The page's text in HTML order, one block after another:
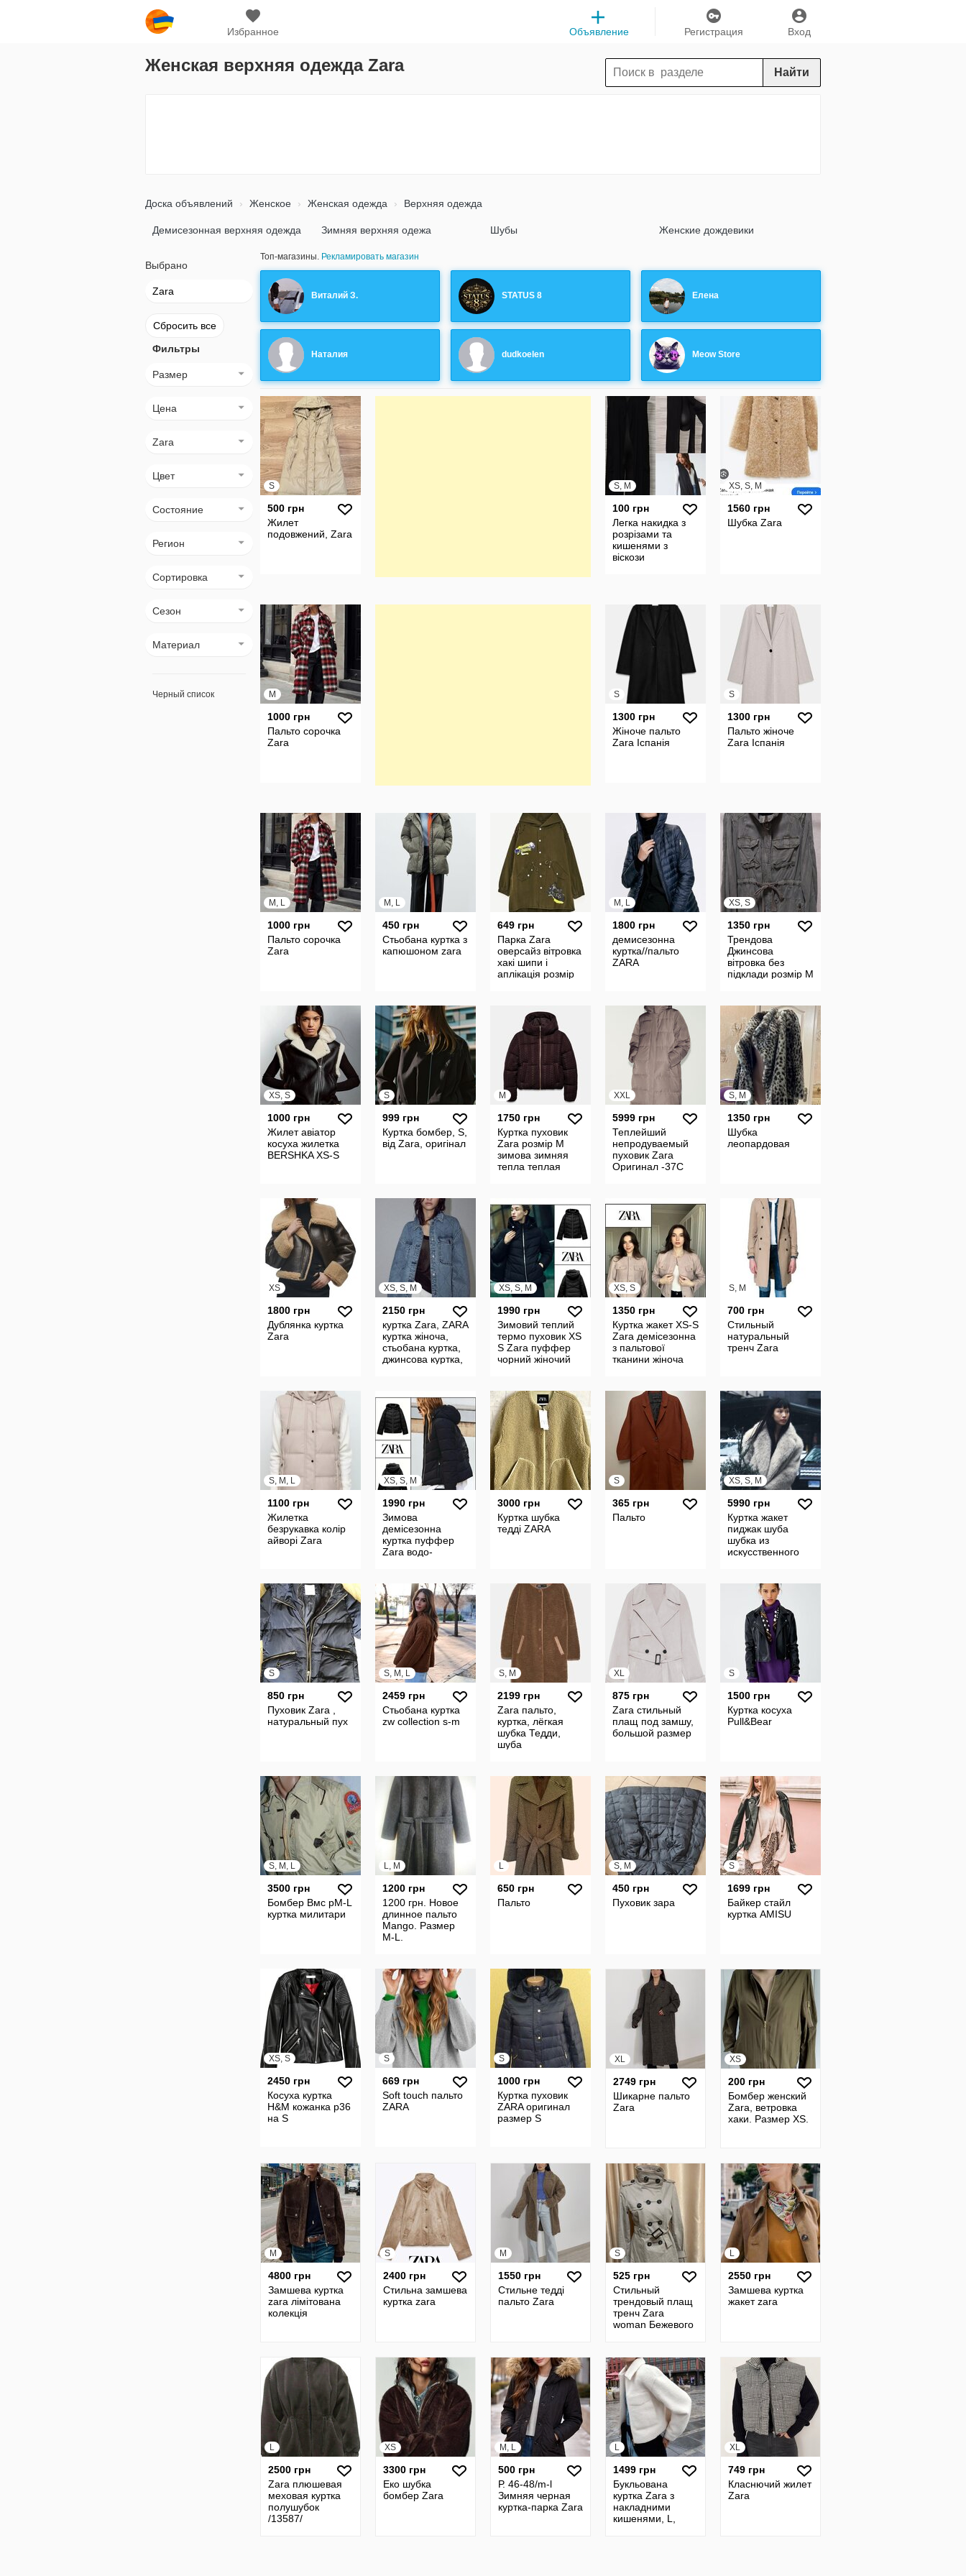
Избранное Вход
Регистрация
Объявление
Женская верхняя одежда Zara Найти
Доска объявлений Женское Женская одежда Верхняя одежда
Демисезонная верхняя одежда Зимняя верхняя одежа Шубы Женские дождевики
Выбрано
Zara
Сбросить все
Фильтры
Размер
Цена
Zara
Цвет
Состояние
Регион
Сортировка
Сезон
Материал
Черный список
Топ-магазины. Рекламировать магазин
Виталий З. STATUS 8 Елена
Наталия dudkoelen Meow Store
S
500 грн
Жилет
подовжений, Zara
S, M
100 грн
Легка накидка з
розрізами та
кишенями з
віскози
XS, S, M
1560 грн
Шубка Zara
M
1000 грн
Пальто сорочка
Zara
S
1300 грн
Жіноче пальто
Zara Іспанія
S
1300 грн
Пальто жіноче
Zara Іспанія
M, L
1000 грн
Пальто сорочка
Zara
M, L
450 грн
Стьобана куртка з
капюшоном zara
649 грн
Парка Zara
оверсайз вітровка
xакі шипи і
аплікація розмір
M, L
1800 грн
демисезонна
куртка//пальто
ZARA
XS, S
1350 грн
Трендова
Джинсова
вітровка без
підклади розмір M
XS, S
1000 грн
Жилет авіатор
косуха жилетка
BERSHKA XS-S
S
999 грн
Куртка бомбер, S,
від Zara, оригінал
M
1750 грн
Куртка пуховик
Zara розмір М
зимова зимняя
тепла теплая
XXL
5999 грн
Теплейший
непродуваемый
пуховик Zara
Оригинал -37С
S, M
1350 грн
Шубка
леопардовая
XS
1800 грн
Дублянка куртка
Zara
XS, S, M
2150 грн
куртка Zara, ZARA
куртка жіноча,
стьобана куртка,
джинсова куртка,
XS, S, M
1990 грн
Зимовий теплий
термо пуховик XS
S Zara пуффер
чорний жіночий
демісезонна
чорна
XS, S
1350 грн
Куртка жакет XS-S
Zara демісезонна
з пальтової
тканини жіноча
напівпальто
S, M
700 грн
Стильный
натуральный
тренч Zara
S, M, L
1100 грн
Жилетка
безрукавка колір
айворі Zara
XS, S, M
1990 грн
Зимова
демісезонна
куртка пуффер
Zara водо-
термо з
екохутром
пуховик
3000 грн
Куртка шубка
тедді ZARA
S
365 грн
Пальто
XS, S, M
5990 грн
Куртка жакет
пиджак шуба
шубка из
искусственного
S
850 грн
Пуховик Zara ,
натуральный пух
S, M, L
2459 грн
Стьобана куртка
zw collection s-m
S, M
2199 грн
Zara пальто,
куртка, лёгкая
шубка Тедди,
шуба
XL
875 грн
Zara стильный
плащ под замшу,
большой размер
S
1500 грн
Куртка косуха
Pull&Bear
S, M, L
3500 грн
Бомбер Вмс рМ-L
куртка милитари
L, M
1200 грн
1200 грн. Новое
длинное пальто
Mango. Размер
M-L.
L
650 грн
Пальто
S, M
450 грн
Пуховик зара
S
1699 грн
Байкер стайл
куртка AMISU
XS, S
2450 грн
Косуха куртка
H&M кожанка р36
на S
S
669 грн
Soft touch пальто
ZARA
S
1000 грн
Куртка пуховик
ZARA оригинал
размер S
XL
2749 грн
Шикарне пальто
Zara
XS
200 грн
Бомбер женский
Zara, ветровка
хаки. Размер XS.
M
4800 грн
Замшева куртка
zara лімітована
колекція
S
2400 грн
Стильна замшева
куртка zara
M
1550 грн
Стильне тедді
пальто Zara
S
525 грн
Стильный
трендовый плащ
тренч Zara
woman Бежевого
Склад 98%
бавовна
L
2550 грн
Замшева куртка
жакет zara
L
2500 грн
Zara плюшевая
меховая куртка
полушубок
/13587/
XS
3300 грн
Еко шубка
бомбер Zara
M, L
500 грн
Р. 46-48/m-l
Зимняя черная
куртка-парка Zara
L
1499 грн
Букльована
куртка Zara з
накладними
кишенями, L,
XL
749 грн
Класнючий жилет
Zara